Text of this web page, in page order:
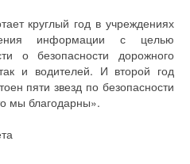
круглый год в учреждениях
информации с целью
о безопасности дорожного
и водителей. И второй год
пяти звезд по безопасности
мы благодарны».